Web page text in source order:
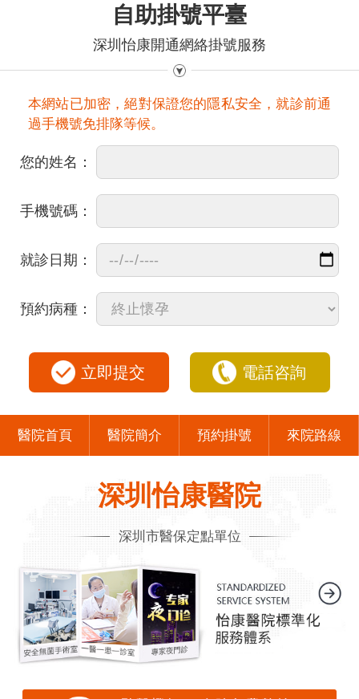
自助掛號平臺
深圳怡康開通網絡掛號服務
本網站已加密，絕對保證您的隱私安全，就診前通
過手機號免排隊等候。
您的姓名：
手機號碼：
就診日期：
預約病種：
立即提交 電話咨詢
醫院首頁 醫院簡介 預約掛號 來院路線
深圳怡康醫院
深圳市醫保定點單位